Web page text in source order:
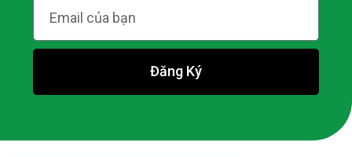
Đăng Ký